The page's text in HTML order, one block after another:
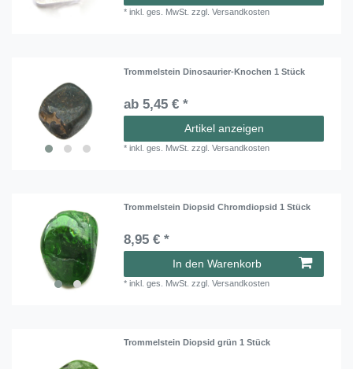
*inkl. ges. MwSt. zzgl.Versandkosten
Trommelstein Dinosaurier-Knochen 1 Stück
ab 5,45 € *
Artikel anzeigen
*inkl. ges. MwSt. zzgl.Versandkosten
Trommelstein Diopsid Chromdiopsid 1 Stück
8,95 € *
In den Warenkorb
*inkl. ges. MwSt. zzgl.Versandkosten
Trommelstein Diopsid grün 1 Stück